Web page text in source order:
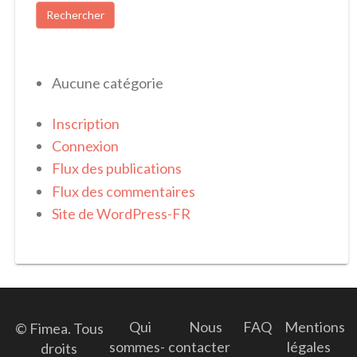
Aucune catégorie
Inscription
Connexion
Flux des publications
Flux des commentaires
Site de WordPress-FR
© Fimea. Tous
droits
Qui
sommes-
Nous
contacter
FAQ
Mentions
légales